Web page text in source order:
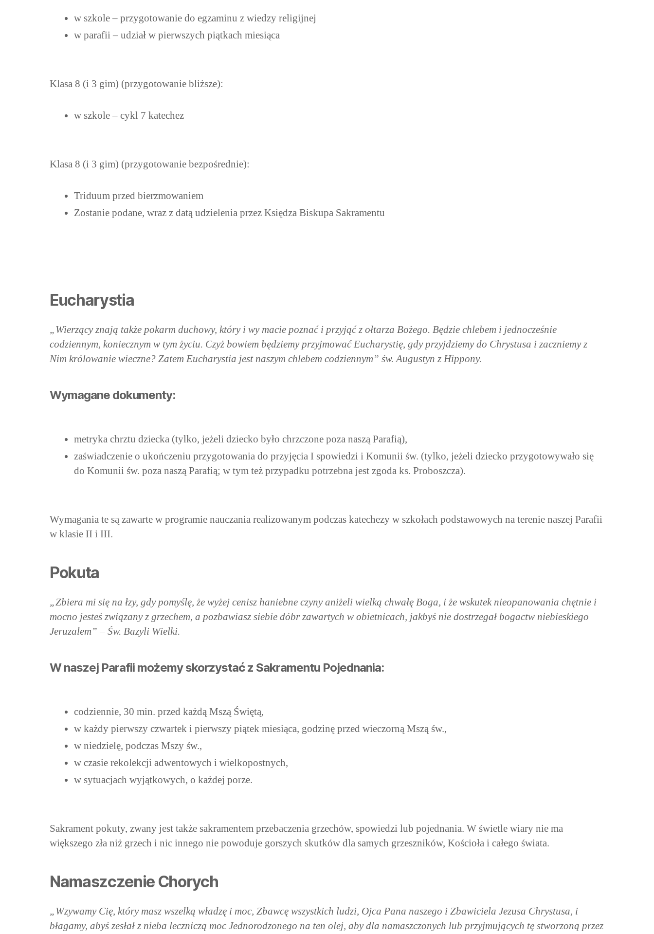
w szkole – przygotowanie do egzaminu z wiedzy religijnej
w parafii – udział w pierwszych piątkach miesiąca
Klasa 8 (i 3 gim) (przygotowanie bliższe):
w szkole – cykl 7 katechez
Klasa 8 (i 3 gim) (przygotowanie bezpośrednie):
Triduum przed bierzmowaniem
Zostanie podane, wraz z datą udzielenia przez Księdza Biskupa Sakramentu
Eucharystia
„Wierzący znają także pokarm duchowy, który i wy macie poznać i przyjąć z ołtarza Bożego. Będzie chlebem i jednocześnie
codziennym, koniecznym w tym życiu. Czyż bowiem będziemy przyjmować Eucharystię, gdy przyjdziemy do Chrystusa i zaczniemy z
Nim królowanie wieczne? Zatem Eucharystia jest naszym chlebem codziennym” św. Augustyn z Hippony.
Wymagane dokumenty:
metryka chrztu dziecka (tylko, jeżeli dziecko było chrzczone poza naszą Parafią),
zaświadczenie o ukończeniu przygotowania do przyjęcia I spowiedzi i Komunii św. (tylko, jeżeli dziecko przygotowywało się
do Komunii św. poza naszą Parafią; w tym też przypadku potrzebna jest zgoda ks. Proboszcza).
Wymagania te są zawarte w programie nauczania realizowanym podczas katechezy w szkołach podstawowych na terenie naszej Parafii
w klasie II i III.
Pokuta
„Zbiera mi się na łzy, gdy pomyślę, że wyżej cenisz haniebne czyny aniżeli wielką chwałę Boga, i że wskutek nieopanowania chętnie i
mocno jesteś związany z grzechem, a pozbawiasz siebie dóbr zawartych w obietnicach, jakbyś nie dostrzegał bogactw niebieskiego
Jeruzalem” – Św. Bazyli Wielki.
W naszej Parafii możemy skorzystać z Sakramentu Pojednania:
codziennie, 30 min. przed każdą Mszą Świętą,
w każdy pierwszy czwartek i pierwszy piątek miesiąca, godzinę przed wieczorną Mszą św.,
w niedzielę, podczas Mszy św.,
w czasie rekolekcji adwentowych i wielkopostnych,
w sytuacjach wyjątkowych, o każdej porze.
Sakrament pokuty, zwany jest także sakramentem przebaczenia grzechów, spowiedzi lub pojednania. W świetle wiary nie ma
większego zła niż grzech i nic innego nie powoduje gorszych skutków dla samych grzeszników, Kościoła i całego świata.
Namaszczenie Chorych
„Wzywamy Cię, który masz wszelką władzę i moc, Zbawcę wszystkich ludzi, Ojca Pana naszego i Zbawiciela Jezusa Chrystusa, i
błagamy, abyś zesłał z nieba leczniczą moc Jednorodzonego na ten olej, aby dla namaszczonych lub przyjmujących tę stworzoną przez